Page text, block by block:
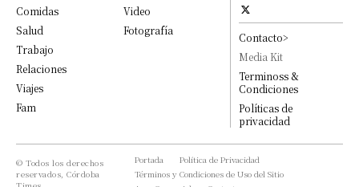
Comidas
Salud
Trabajo
Relaciones
Viajes
Fam
Video
Fotografía
Contacto>
Media Kit
Terminoss &
Condiciones
Políticas de
privacidad
© Todos los derechos
reservados, Córdoba
Portada
Política de Privacidad
Términos y Condiciones de Uso del Sitio